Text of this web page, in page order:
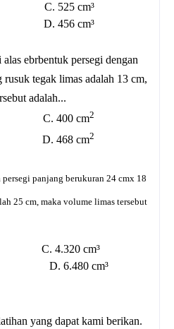
C. 525 cm³
456 cm³
ebrbentuk persegi dengan
rusuk tegak limas adalah 13 cm,
adalah...
cm2
cm2
panjang berukuran 24 cmx 18
25 cm, maka volume limas tersebut
4.320 cm³
6.480 cm³
yang dapat kami berikan.